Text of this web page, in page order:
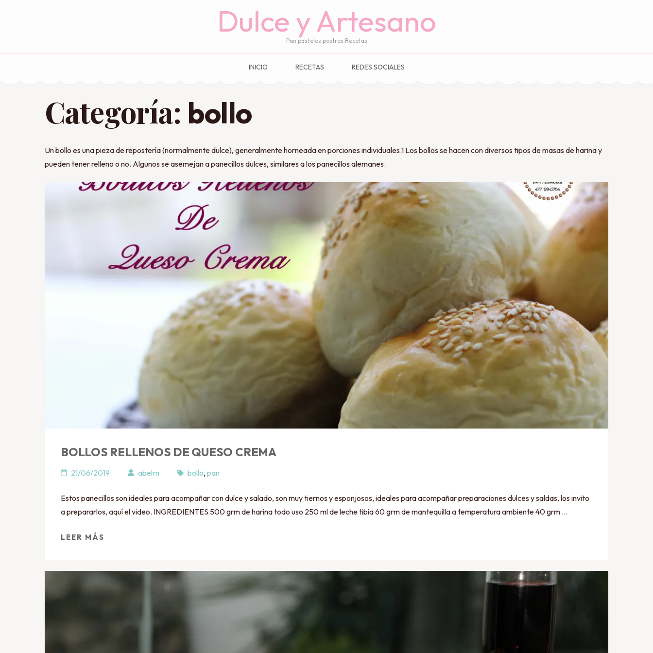
Dulce y Artesano
Pan pasteles postres Recetas
INICIO RECETAS REDES SOCIALES
Categoría: bollo
Un bollo es una pieza de repostería (normalmente dulce), generalmente horneada en porciones individuales.1​ Los bollos se hacen con diversos tipos de masas de harina y
pueden tener relleno o no. Algunos se asemejan a panecillos dulces, similares a los panecillos alemanes.
BOLLOS RELLENOS DE QUESO CREMA
21/06/2019 abelrn bollo, pan
Estos panecillos son ideales para acompañar con dulce y salado, son muy tiernos y esponjosos, ideales para acompañar preparaciones dulces y saldas, los invito
a prepararlos, aquí el video. INGREDIENTES 500 grm de harina todo uso 250 ml de leche tibia 60 grm de mantequilla a temperatura ambiente 40 grm …
LEER MÁS